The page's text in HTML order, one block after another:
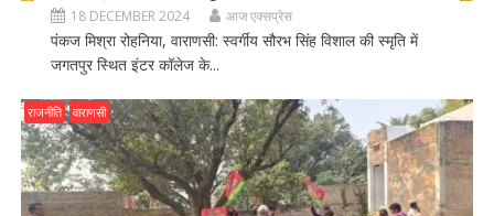
18 DECEMBER 2024 आज एक्सप्रेस
पंकज मिश्रा रोहनिया, वाराणसी: स्वर्गीय सौरभ सिंह विशाल की स्मृति में
जगतपुर स्थित इंटर कॉलेज के...
राजनीति वाराणसी